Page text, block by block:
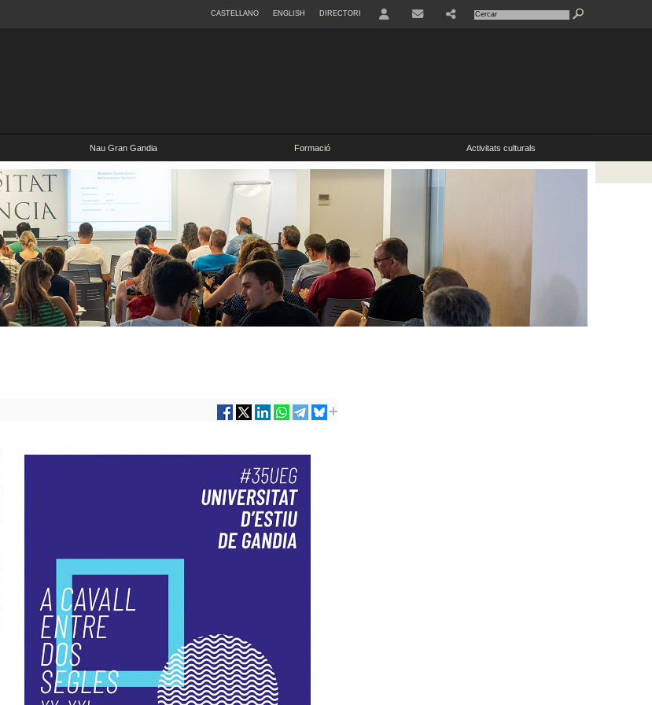
CASTELLANO ENGLISH DIRECTORI
Nau Gran Gandia Formació Activitats culturals